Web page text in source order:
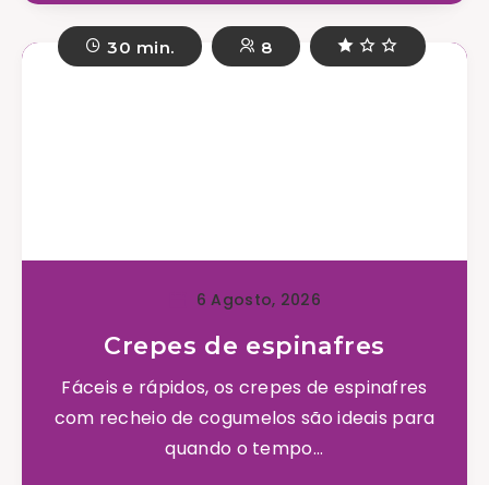
30 min. 8
6 Agosto, 2026
Crepes de espinafres
Fáceis e rápidos, os crepes de espinafres
com recheio de cogumelos são ideais para
quando o tempo...